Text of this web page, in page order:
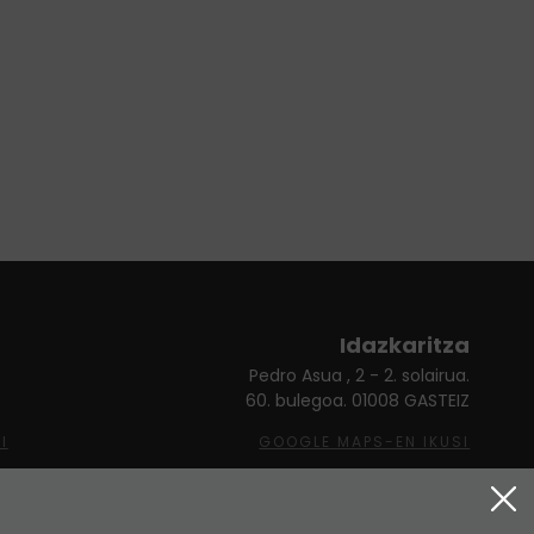
Idazkaritza
Pedro Asua , 2 - 2. solairua.
60. bulegoa. 01008 GASTEIZ
GOOGLE MAPS-EN IKUSI